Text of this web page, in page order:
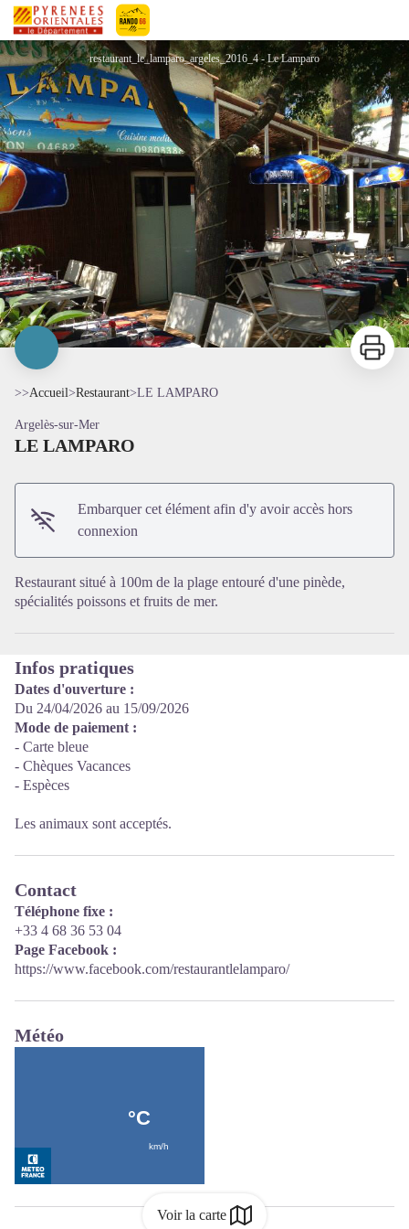
Pyrénées-Orientales Le Département
LE LAMPARO
Voir la carte
restaurant_le_lamparo_argeles_2016_4 - Le Lamparo
Voir l'image en plein écran
Imprimer
>>Accueil>Restaurant>LE LAMPARO
Argelès-sur-Mer
LE LAMPARO
Embarquer cet élément afin d'y avoir accès hors
connexion
Restaurant situé à 100m de la plage entouré d'une pinède,
spécialités poissons et fruits de mer.
Infos pratiques
Dates d'ouverture :
Du 24/04/2026 au 15/09/2026
Mode de paiement :
- Carte bleue
- Chèques Vacances
- Espèces
Les animaux sont acceptés.
Contact
Téléphone fixe :
+33 4 68 36 53 04
Page Facebook :
https://www.facebook.com/restaurantlelamparo/
Météo